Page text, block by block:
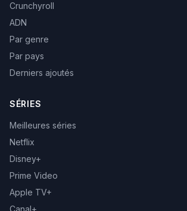
Crunchyroll
ADN
Par genre
Par pays
Derniers ajoutés
SÉRIES
Meilleures séries
Netflix
Disney+
Prime Video
Apple TV+